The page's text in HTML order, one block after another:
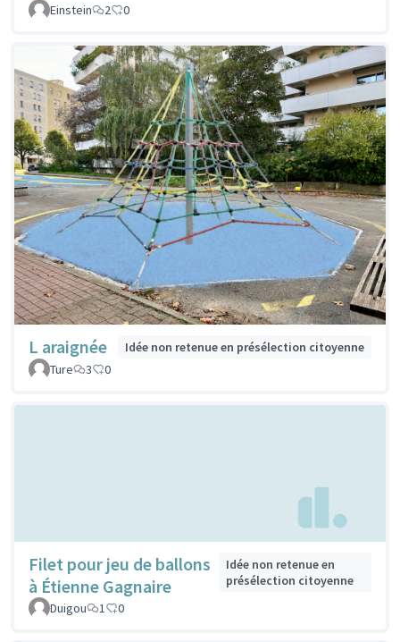
Einstein 2 0
L araignée
Idée non retenue en présélection citoyenne
Ture
3 0
Filet pour jeu de ballons
à Étienne Gagnaire
Idée non retenue en
présélection citoyenne
Duigou
1 0